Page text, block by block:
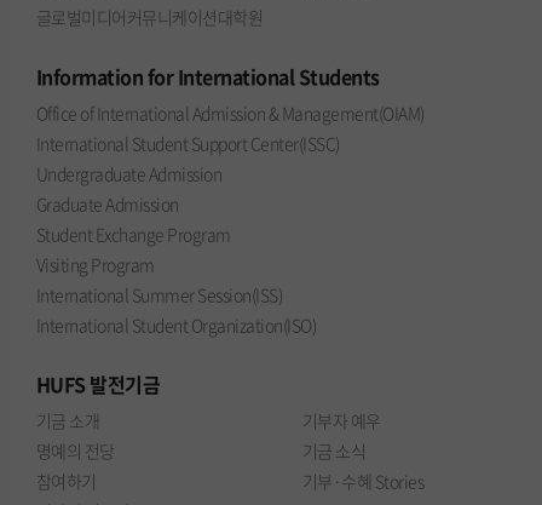
글로벌미디어커뮤니케이션대학원
Informationfor International Students
Office of International Admission & Management(OIAM)
International Student Support Center(ISSC)
Undergraduate Admission
Graduate Admission
Student Exchange Program
Visiting Program
International Summer Session(ISS)
International Student Organization(ISO)
HUFS 발전기금
기금 소개
기부자 예우
명예의 전당
기금 소식
참여하기
기부·수혜 Stories